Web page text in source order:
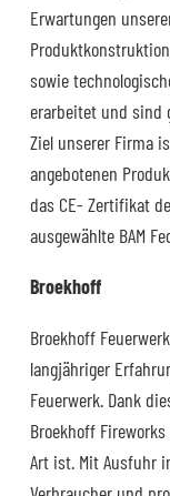
Erwartungen
sowie
erarbeitet und sind
Ziel unserer Firma
angebotenen
das CE- Zertifikat
ausgewählte BAM
Broekhoff
Broekhoff
langjähriger
Feuerwerk. Dank
Broekhoff
Art ist. Mit Ausfuhr